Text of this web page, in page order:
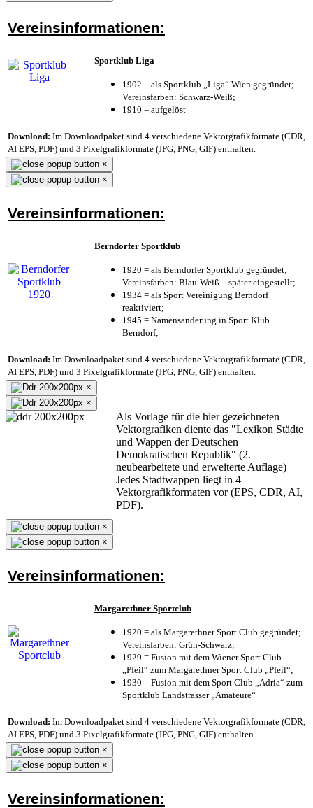
Vereinsinformationen:
Sportklub Liga
1902 = als Sportklub „Liga“ Wien gegründet;
Vereinsfarben: Schwarz-Weiß;
1910 = aufgelöst
Download: Im Downloadpaket sind 4 verschiedene Vektorgrafikformate (CDR,
AI EPS, PDF) und 3 Pixelgrafikformate (JPG, PNG, GIF) enthalten.
×
×
Vereinsinformationen:
Berndorfer Sportklub
1920 = als Berndorfer Sportklub gegründet;
Vereinsfarben: Blau-Weiß – später eingestellt;
1934 = als Sport Vereinigung Berndorf
reaktiviert;
1945 = Namensänderung in Sport Klub
Berndorf;
Download: Im Downloadpaket sind 4 verschiedene Vektorgrafikformate (CDR,
AI EPS, PDF) und 3 Pixelgrafikformate (JPG, PNG, GIF) enthalten.
×
×
Als Vorlage für die hier gezeichneten
Vektorgrafiken diente das "Lexikon Städte
und Wappen der Deutschen
Demokratischen Republik" (2.
neubearbeitete und erweiterte Auflage)
Jedes Stadtwappen liegt in 4
Vektorgrafikformaten vor (EPS, CDR, AI,
PDF).
×
×
Vereinsinformationen:
Margarethner Sportclub
1920 = als Margarethner Sport Club gegründet;
Vereinsfarben: Grün-Schwarz;
1929 = Fusion mit dem Wiener Sport Club
„Pfeil“ zum Margarethner Sport Club „Pfeil“;
1930 = Fusion mit dem Sport Club „Adria“ zum
Sportklub Landstrasser „Amateure“
Download: Im Downloadpaket sind 4 verschiedene Vektorgrafikformate (CDR,
AI EPS, PDF) und 3 Pixelgrafikformate (JPG, PNG, GIF) enthalten.
×
×
Vereinsinformationen: